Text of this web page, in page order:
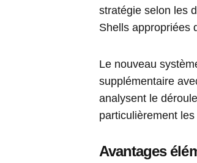
stratégie selon les
Shells appropriées
Le nouveau
supplémentaire
analysent le
particulièrement les
Avantages